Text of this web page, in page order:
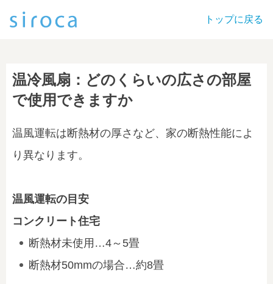
トップに戻る
温冷風扇：どのくらいの広さの部屋
で使用できますか
温風運転は断熱材の厚さなど、家の断熱性能によ
り異なります。
温風運転の目安
コンクリート住宅
断熱材未使用…4～5畳
断熱材50mmの場合…約8畳